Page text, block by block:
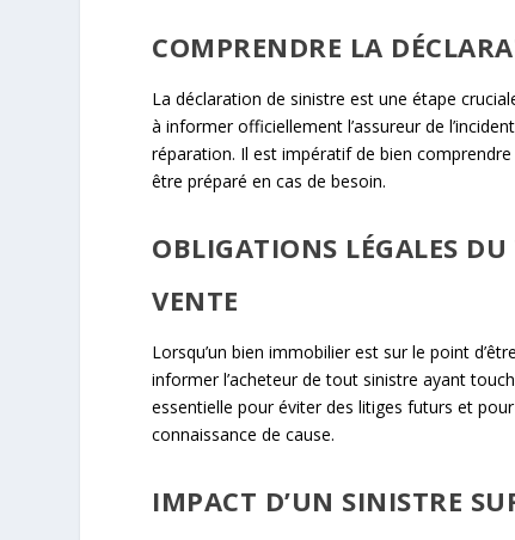
COMPRENDRE LA
La déclaration de sinistre est une étape
à informer officiellement l’assureur de
réparation. Il est impératif de bien
être préparé en cas de besoin.
OBLIGATIONS LÉGALES
VENTE
Lorsqu’un bien immobilier est sur le point
informer l’acheteur de tout sinistre ayant
essentielle pour éviter des litiges futurs et
connaissance de cause.
IMPACT D’UN SINISTRE